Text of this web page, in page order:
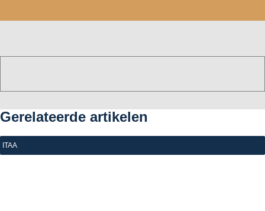
Gerelateerde artikelen
ITAA